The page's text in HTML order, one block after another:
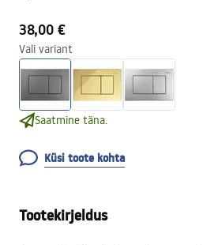
38,00 €
Vali variant
Saatmine täna.
Küsi toote kohta
Tootekirjeldus